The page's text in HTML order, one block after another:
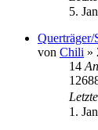
5.
Querträger/
von Chili »
14
1.